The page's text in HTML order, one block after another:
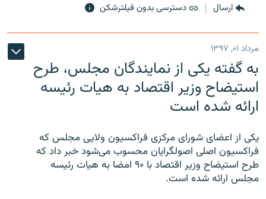
ارسال دسترسی بدون فیلترشکن
مرداد ۰۱, ۱۳۹۷
به گفته یکی از نمایندگان مجلس، طرح
استیضاح وزیر اقتصاد به هیات رئیسه
ارائه شده است
یکی از اعضای شورای مرکزی فراکسیون ولایی مجلس که
فراکسیون اصلی اصولگرایان محسوب می‌شود خبر داد که
طرح استیضاح وزیر اقتصاد با ۹۰ امضا به هیات رئیسه
مجلس ارائه شده است.